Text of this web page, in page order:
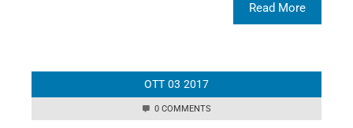
Read More
OTT 03 2017
0 COMMENTS